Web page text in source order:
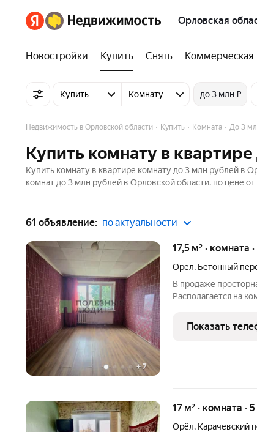
Орловская
Новостройки Купить Снять Коммерческая
Купить Комнату до 3 млн ₽
Недвижимость в Орловской области Купить Комната До 3
Купить комнату в
Купить комнату в квартире комнату до 3 млн рублей в
комнат до 3 млн рублей в Орловской области. по цене
61 объявление: по актуальности
+7
17,5 м² · комната
Орёл, Бетонный
В продаже
Располагается на
Туалет личный
минут пешком до
Показать
17 м² · комната ·
Орёл, Карачевский